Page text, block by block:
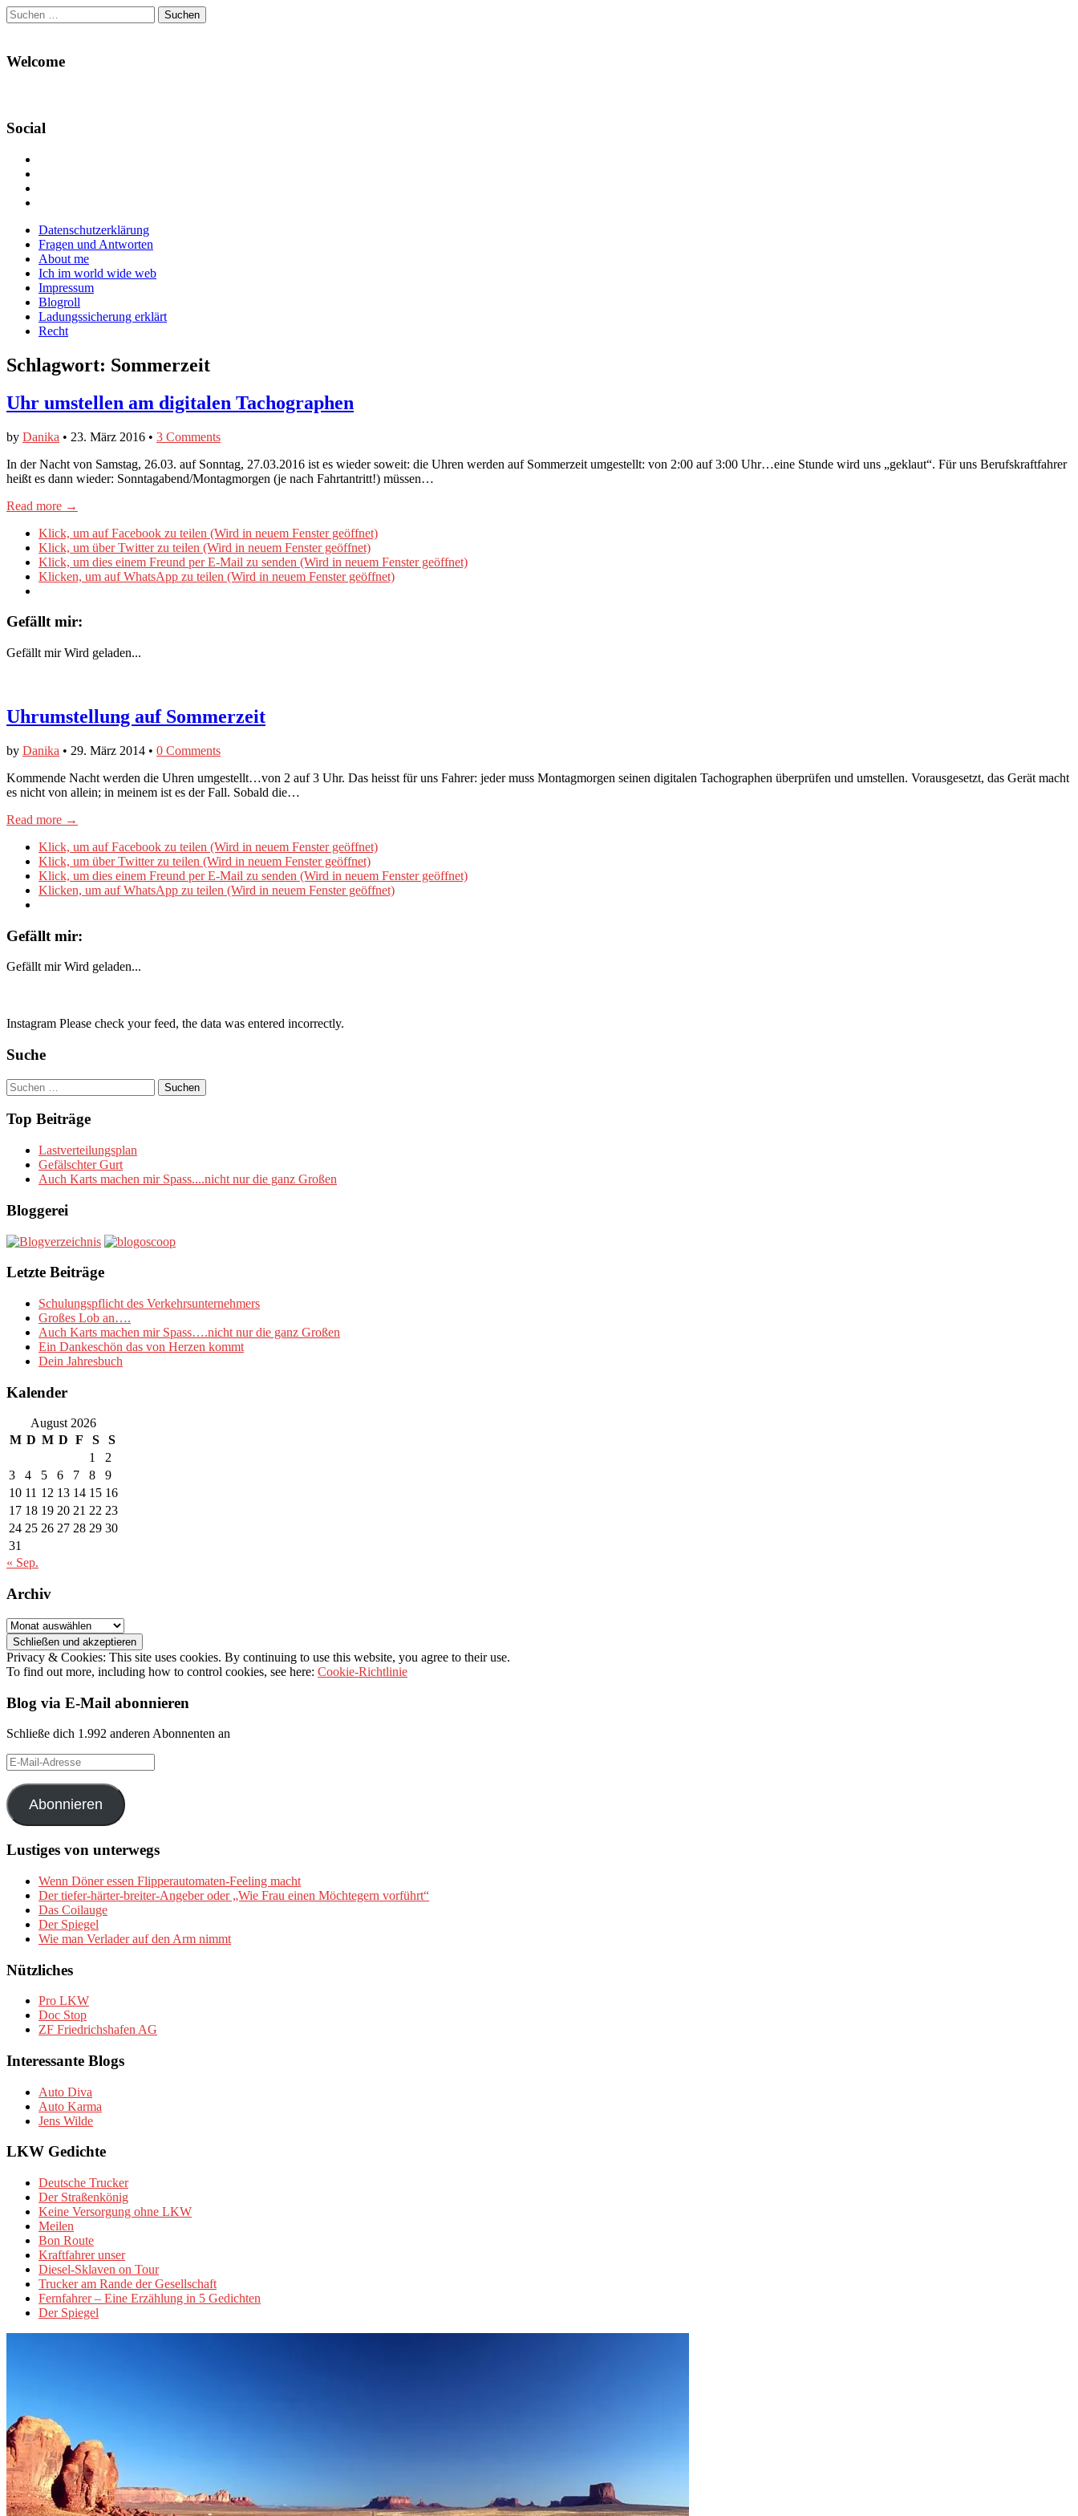
Suchen
nach:
Welcome
Social
Facebook
anzeigen
Twitter
anzeigen
auf
Instagram
anzeigen
Main
menu
Skip
content
Datenschutzerklärung
Fragen und Antworten
About me
Ich im world wide web
Impressum
Blogroll
Ladungssicherung erklärt
Recht
Schlagwort: Sommerzeit
Uhr umstellen am digitalen Tachographen
by Danika • 23. März 2016 • 3 Comments
In der Nacht von Samstag, 26.03. auf Sonntag, 27.03.2016 ist es wieder soweit: die Uhren werden auf Sommerzeit umgestellt: von 2:00 auf 3:00 Uhr…eine Stunde wird uns „geklaut“. Für uns Berufskraftfahrer
heißt es dann wieder: Sonntagabend/Montagmorgen (je nach Fahrtantritt!) müssen…
Read more →
Klick, um auf Facebook zu teilen (Wird in neuem Fenster geöffnet)
Klick, um über Twitter zu teilen (Wird in neuem Fenster geöffnet)
Klick, um dies einem Freund per E-Mail zu senden (Wird in neuem Fenster geöffnet)
Klicken, um auf WhatsApp zu teilen (Wird in neuem Fenster geöffnet)
Gefällt mir:
Gefällt mir Wird geladen...
Uhrumstellung auf Sommerzeit
by Danika • 29. März 2014 • 0 Comments
Kommende Nacht werden die Uhren umgestellt…von 2 auf 3 Uhr. Das heisst für uns Fahrer: jeder muss Montagmorgen seinen digitalen Tachographen überprüfen und umstellen. Vorausgesetzt, das Gerät macht
es nicht von allein; in meinem ist es der Fall. Sobald die…
Read more →
Klick, um auf Facebook zu teilen (Wird in neuem Fenster geöffnet)
Klick, um über Twitter zu teilen (Wird in neuem Fenster geöffnet)
Klick, um dies einem Freund per E-Mail zu senden (Wird in neuem Fenster geöffnet)
Klicken, um auf WhatsApp zu teilen (Wird in neuem Fenster geöffnet)
Gefällt mir:
Gefällt mir Wird geladen...
Instagram Please check your feed, the data was entered incorrectly.
Suche
Suchen
nach:
Top Beiträge
Lastverteilungsplan
Gefälschter Gurt
Auch Karts machen mir Spass....nicht nur die ganz Großen
Bloggerei
Letzte Beiträge
Schulungspflicht des Verkehrsunternehmers
Großes Lob an….
Auch Karts machen mir Spass….nicht nur die ganz Großen
Ein Dankeschön das von Herzen kommt
Dein Jahresbuch
Kalender
August 2026
M D M D F S
S
1
2
3
4 5 6 7 8
9
10 11 12 13 14 15 16
17 18 19 20 21 22 23
24 25 26 27 28 29 30
31
« Sep.
Archiv
Archiv
Privacy & Cookies: This site uses cookies. By continuing to use this website, you agree to their use.
To find out more, including how to control cookies, see here: Cookie-Richtlinie
Blog via E-Mail abonnieren
Schließe dich 1.992 anderen Abonnenten an
E-
Mail-
Adresse
Abonnieren
Lustiges von unterwegs
Wenn Döner essen Flipperautomaten-Feeling macht
Der tiefer-härter-breiter-Angeber oder „Wie Frau einen Möchtegern vorführt“
Das Coilauge
Der Spiegel
Wie man Verlader auf den Arm nimmt
Nützliches
Pro LKW
Doc Stop
ZF Friedrichshafen AG
Interessante Blogs
Auto Diva
Auto Karma
Jens Wilde
LKW Gedichte
Deutsche Trucker
Der Straßenkönig
Keine Versorgung ohne LKW
Meilen
Bon Route
Kraftfahrer unser
Diesel-Sklaven on Tour
Trucker am Rande der Gesellschaft
Fernfahrer – Eine Erzählung in 5 Gedichten
Der Spiegel